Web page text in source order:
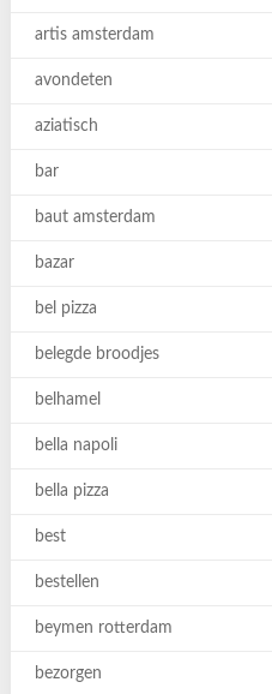
artis amsterdam
avondeten
aziatisch
bar
baut amsterdam
bazar
bel pizza
belegde broodjes
belhamel
bella napoli
bella pizza
best
bestellen
beymen rotterdam
bezorgen